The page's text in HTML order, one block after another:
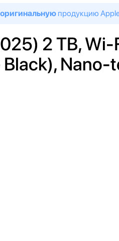
оригинальную продукцию
2 TB, Wi-
Nano-